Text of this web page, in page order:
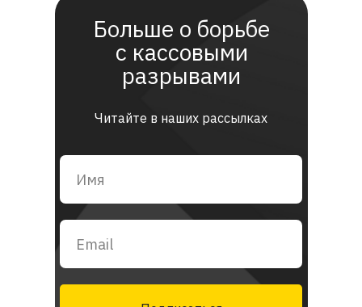
Читайте в наших рассылках
Больше о борьбе
с кассовыми
разрывами